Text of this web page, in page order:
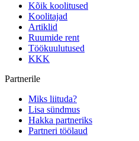
Kõik koolitused
Koolitajad
Artiklid
Ruumide rent
Töökuulutused
KKK
Partnerile
Miks liituda?
Lisa sündmus
Hakka partneriks
Partneri töölaud